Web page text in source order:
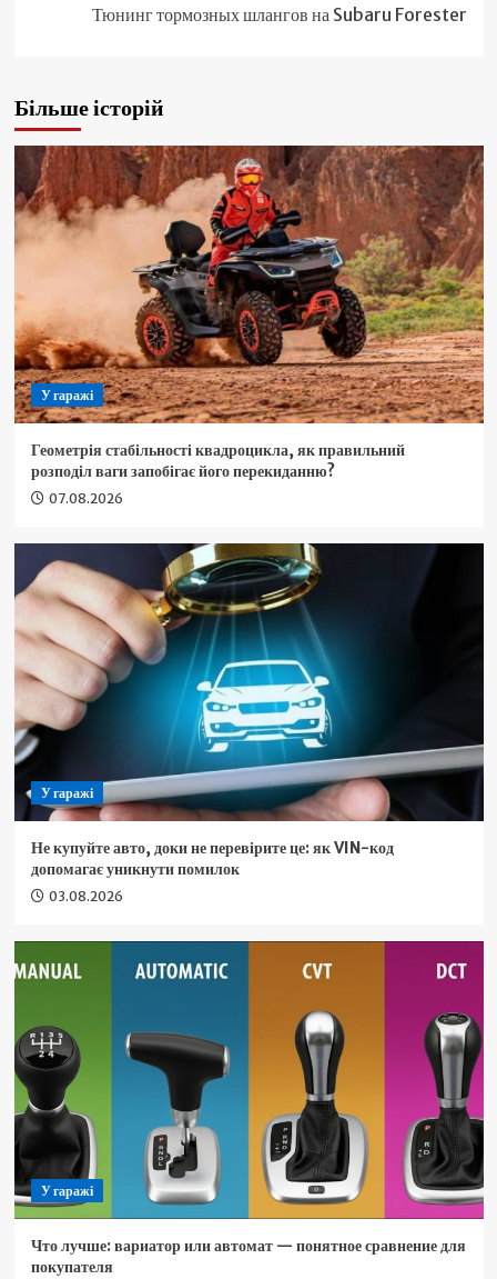
Тюнинг тормозных шлангов на Subaru Forester
Більше історій
У гаражі
Геометрія стабільності квадроцикла, як правильний
розподіл ваги запобігає його перекиданню?
07.08.2026
У гаражі
Не купуйте авто, доки не перевірите це: як VIN-код
допомагає уникнути помилок
03.08.2026
У гаражі
Что лучше: вариатор или автомат — понятное сравнение для
покупателя